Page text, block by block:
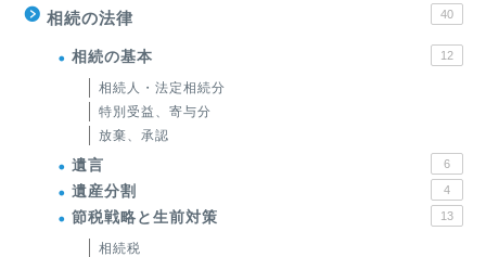
相続の法律 40
相続の基本 12
相続人・法定相続分
特別受益、寄与分
放棄、承認
遺言 6
遺産分割 4
節税戦略と生前対策 13
相続税